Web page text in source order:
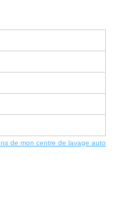
de mon centre de lavage auto